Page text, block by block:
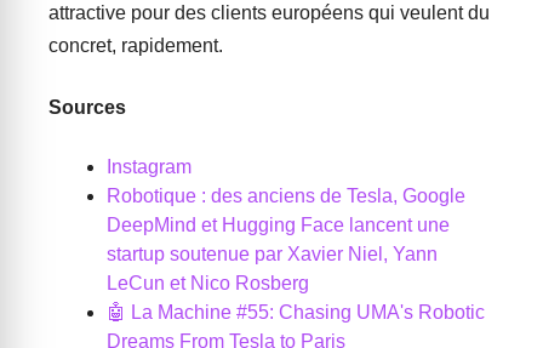
attractive pour des clients européens qui veulent du
concret, rapidement.
Sources
Instagram
Robotique : des anciens de Tesla, Google
DeepMind et Hugging Face lancent une
startup soutenue par Xavier Niel, Yann
LeCun et Nico Rosberg
🤖 La Machine #55: Chasing UMA's Robotic
Dreams From Tesla to Paris